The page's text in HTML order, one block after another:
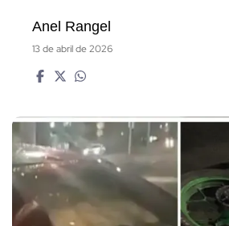
Anel Rangel
13 de abril de 2026